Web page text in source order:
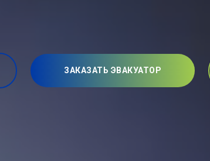
ЗАКАЗАТЬ ЭВАКУАТОР